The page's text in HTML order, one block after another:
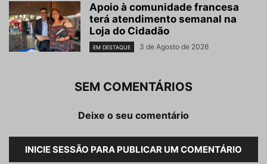
Apoio à comunidade francesa
terá atendimento semanal na
Loja do Cidadão
EM DESTAQUE 3 de Agosto de 2026
SEM COMENTÁRIOS
Deixe o seu comentário
INICIE SESSÃO PARA PUBLICAR UM COMENTÁRIO